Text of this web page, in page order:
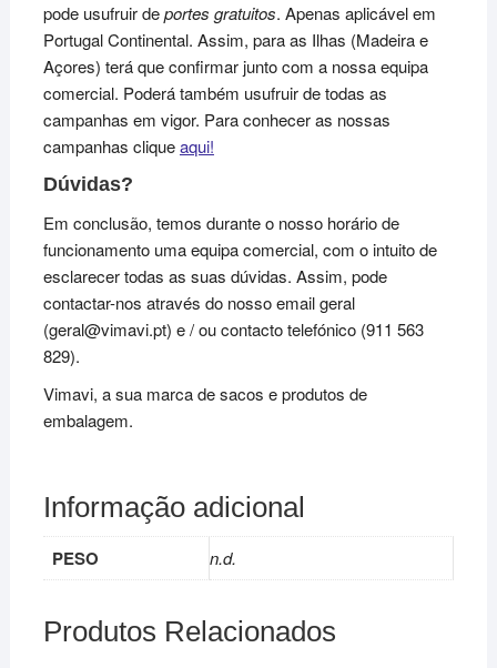
pode usufruir deportes gratuitos. Apenas aplicável em
Portugal Continental. Assim, para as Ilhas (Madeira e
Açores) terá que confirmar junto com a nossa equipa
comercial. Poderá também usufruir de todas as
campanhas em vigor. Para conhecer as nossas
campanhas cliqueaqui!
Dúvidas?
Em conclusão, temos durante o nosso horário de
funcionamento uma equipa comercial, com o intuito de
esclarecer todas as suas dúvidas. Assim, pode
contactar-nos através do nosso email geral
(geral@vimavi.pt) e / ou contacto telefónico (911 563
829).
Vimavi, a sua marca de sacos e produtos de
embalagem.
Informação adicional
PESO n.d.
Produtos Relacionados